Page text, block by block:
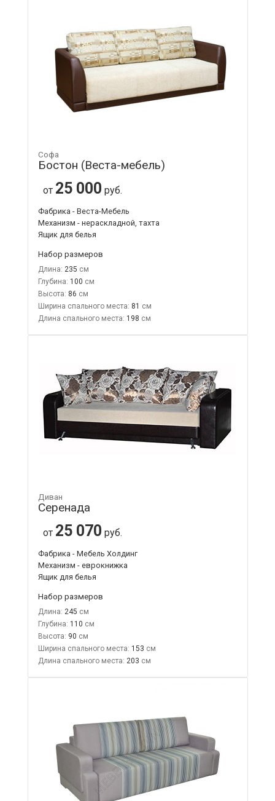
Софа
Бостон (Веста-мебель)
от 25 000 руб.
Фабрика - Веста-Мебель
Механизм - нераскладной, тахта
Ящик для белья
Набор размеров
Длина: 235
Глубина: 100
Высота: 86
Ширина спального места: 81
Длина спального места: 198
Диван
Серенада
от 25 070 руб.
Фабрика - Мебель Холдинг
Механизм - еврокнижка
Ящик для белья
Набор размеров
Длина: 245
Глубина: 110
Высота: 90
Ширина спального места: 153
Длина спального места: 203